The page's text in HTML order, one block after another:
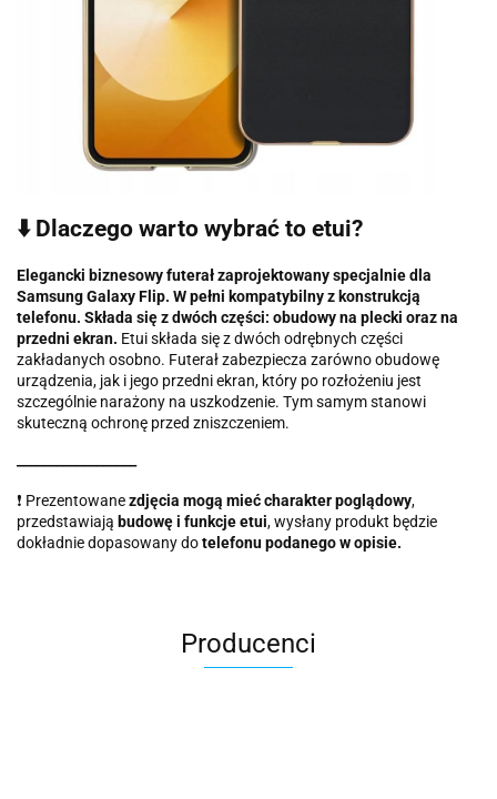
⬇️ Dlaczego warto wybrać to etui?
Elegancki biznesowy futerał zaprojektowany specjalnie dla
Samsung Galaxy Flip. W pełni kompatybilny z konstrukcją
telefonu. Składa się z dwóch części: obudowy na plecki oraz na
przedni ekran. Etui składa się z dwóch odrębnych części
zakładanych osobno. Futerał zabezpiecza zarówno obudowę
urządzenia, jak i jego przedni ekran, który po rozłożeniu jest
szczególnie narażony na uszkodzenie. Tym samym stanowi
skuteczną ochronę przed zniszczeniem.
❗️ Prezentowanezdjęcia mogą mieć charakter poglądowy,
przedstawiają budowę i funkcje etui, wysłany produkt będzie
dokładnie dopasowany dotelefonu podanego w opisie.
Producenci